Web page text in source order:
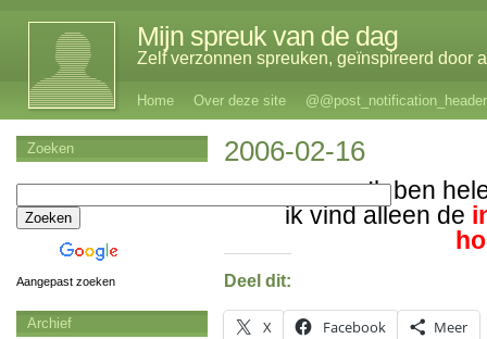
Mijn spreuk van de dag
Zelf verzonnen spreuken, geïnspireerd door
Home Over deze site @@post_notification_header
2006-02-16
Ik ben
ik vind alleen de
Deel dit:
X Facebook Meer
Zoeken
Aangepast zoeken
Archief